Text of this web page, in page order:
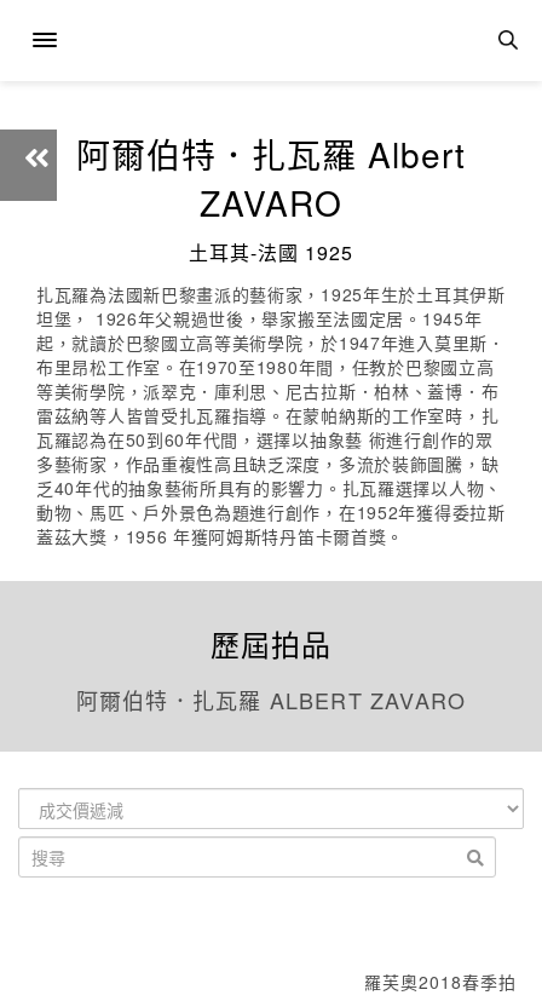
阿爾伯特．扎瓦羅 Albert
ZAVARO
土耳其-法國 1925
扎瓦羅為法國新巴黎畫派的藝術家，1925年生於土耳其伊斯
坦堡， 1926年父親過世後，舉家搬至法國定居。1945年
起，就讀於巴黎國立高等美術學院，於1947年進入莫里斯．
布里昂松工作室。在1970至1980年間，任教於巴黎國立高
等美術學院，派翠克．庫利思、尼古拉斯．柏林、蓋博．布
雷茲納等人皆曾受扎瓦羅指導。在蒙帕納斯的工作室時，扎
瓦羅認為在50到60年代間，選擇以抽象藝 術進行創作的眾
多藝術家，作品重複性高且缺乏深度，多流於裝飾圖騰，缺
乏40年代的抽象藝術所具有的影響力。扎瓦羅選擇以人物、
動物、馬匹、戶外景色為題進行創作，在1952年獲得委拉斯
蓋茲大獎，1956 年獲阿姆斯特丹笛卡爾首獎。
歷屆拍品
阿爾伯特．扎瓦羅 ALBERT ZAVARO
羅芙奧2018春季拍